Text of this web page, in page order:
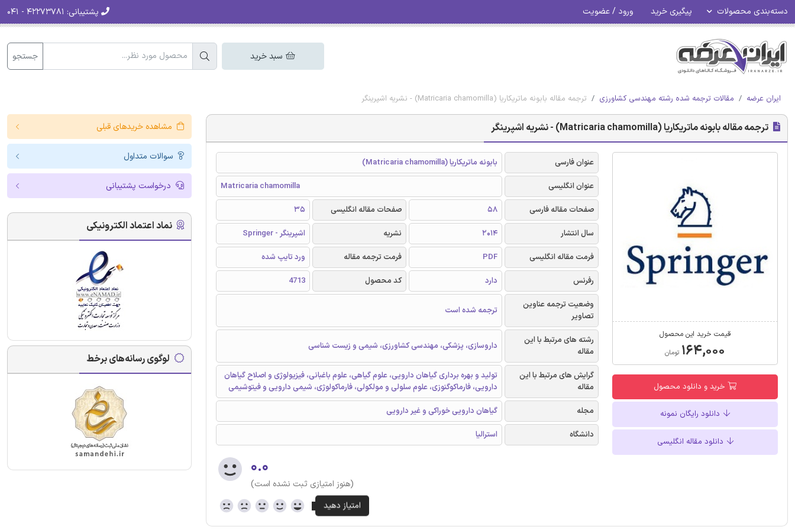
دسته‌بندی محصولات پیگیری خرید ورود / عضویت پشتیبانی:
سبد خرید جستجو
ایران عرضه مقالات ترجمه شده رشته مهندسی کشاورزی ترجمه مقاله بابونه ماتریکاریا (Matricaria chamomilla) - نشریه اشپرینگر
ترجمه مقاله بابونه ماتریکاریا (Matricaria chamomilla) - نشریه اشپرینگر
قیمت خرید این محصول
۱۶۴,۰۰۰ تومان
خرید و دانلود محصول
دانلود رایگان نمونه
دانلود مقاله انگلیسی
عنوان فارسی
بابونه ماتریکاریا (Matricaria chamomilla)
عنوان انگلیسی
Matricaria chamomilla
صفحات مقاله فارسی
58 صفحات مقاله انگلیسی
35
سال انتشار
2014 نشریه
اشپرینگر - Springer
فرمت مقاله انگلیسی
PDF فرمت ترجمه مقاله
ورد تایپ شده
رفرنس
دارد کد محصول
4713
وضعیت ترجمه عناوین
تصاویر
ترجمه شده است
رشته های مرتبط با این
مقاله
داروسازی، پزشکی، مهندسی کشاورزی، شیمی و زیست شناسی
گرایش های مرتبط با این
مقاله
تولید و بهره برداری گیاهان دارویی، علوم گیاهی، علوم باغبانی، فیزیولوژی و اصلاح گیاهان
دارویی، فارماکوگنوزی، علوم سلولی و مولکولی، فارماکولوژی، شیمی دارویی و فیتوشیمی
مجله
گیاهان دارویی خوراکی و غیر دارویی
دانشگاه
استرالیا
۰.۰
(هنوز امتیازی ثبت نشده است)
مشاهده خریدهای قبلی
سوالات متداول
درخواست پشتیبانی
نماد اعتماد الکترونیکی
لوگوی رسانه‌های برخط